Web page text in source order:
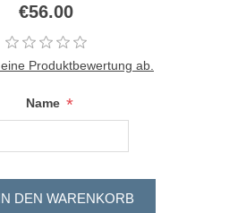
€56.00
Produktbewertung ab.
Name *